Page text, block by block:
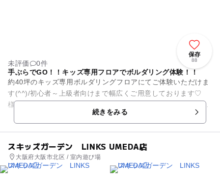
保存
88
未評価
0件
手ぶらでGO！！キッズ専用フロアでボルダリング体験！！
約40坪のキッズ専用ボルダリングフロアにてご体験いただけま
す(^^)/初心者～上級者向けまで幅広くご用意しております♡
様々な課題にもチャレンジ(^^)/ご兄弟で年齢が離れていても一
続きをみる
スキッズガーデン LINKS UMEDA店
大阪府大阪市北区 / 室内遊び場